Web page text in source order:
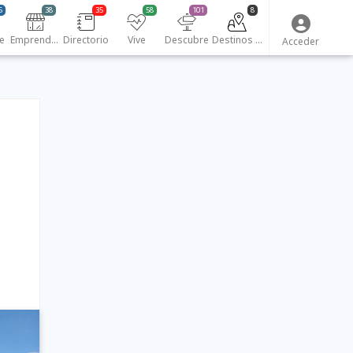
Emprendedores
38
Directorio
35
Vive
58
Descubre
101
Destinos turísticos
8
Acceder